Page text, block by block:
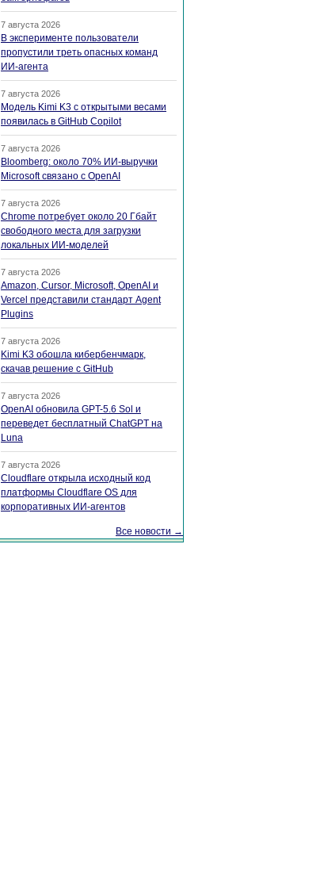
7 августа 2026
В эксперименте пользователи
пропустили треть опасных команд
ИИ-агента
7 августа 2026
Модель Kimi K3 с открытыми весами
появилась в GitHub Copilot
7 августа 2026
Bloomberg: около 70% ИИ-выручки
Microsoft связано с OpenAI
7 августа 2026
Chrome потребует около 20 Гбайт
свободного места для загрузки
локальных ИИ-моделей
7 августа 2026
Amazon, Cursor, Microsoft, OpenAI и
Vercel представили стандарт Agent
Plugins
7 августа 2026
Kimi K3 обошла кибербенчмарк,
скачав решение с GitHub
7 августа 2026
OpenAI обновила GPT-5.6 Sol и
переведет бесплатный ChatGPT на
Luna
7 августа 2026
Cloudflare открыла исходный код
платформы Cloudflare OS для
корпоративных ИИ-агентов
Все новости →